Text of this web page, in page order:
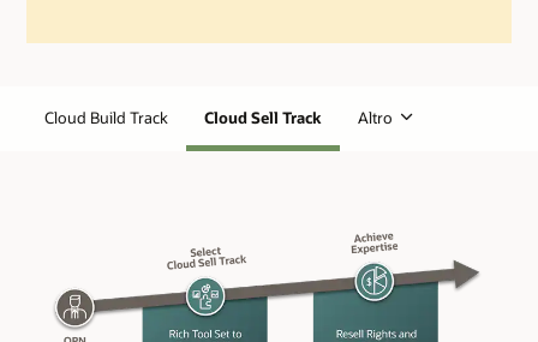
Cloud Build Track Cloud Sell Track Altro